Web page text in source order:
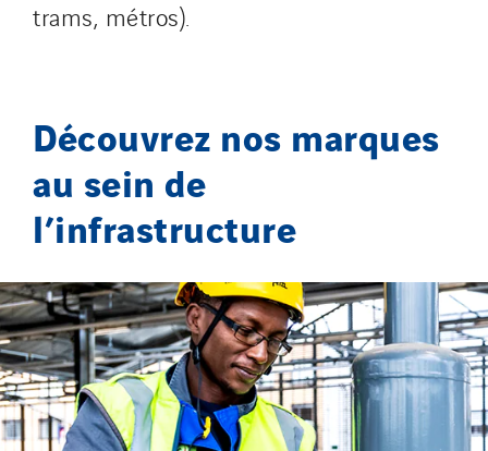
trams, métros).
Découvrez nos marques
au sein de
l’infrastructure